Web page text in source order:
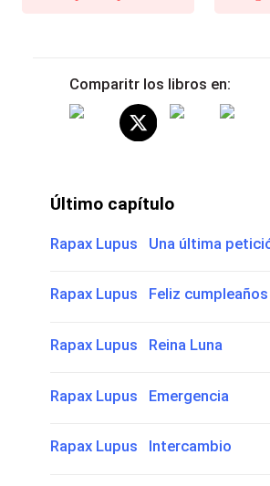
Comparitr los libros en:
Último capítulo
Rapax Lupus Una última
Rapax Lupus Feliz cumpleaños
Rapax Lupus Reina Luna
Rapax Lupus Emergencia
Rapax Lupus Intercambio